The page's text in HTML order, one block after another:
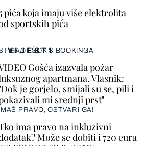
VIJESTI
I ŠOK S BOOKINGA
Gošća izazvala požar
apartmana. Vlasnik:
je gorjelo, smijali su se, pili i
mi srednji prst"
IMAŠ PRAVO, OSTVARI GA!
ima pravo na inkluzivni
Može se dobiti i 720 eura
pića koja imaju više elektrolita
sportskih pića